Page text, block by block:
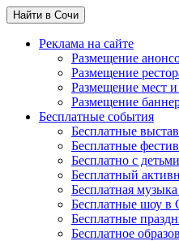
Найти в Сочи
Реклама на сайте
Размещение
Размещение
Размещение мест
Размещение
Бесплатные события
Бесплатные
Бесплатные
Бесплатно с
Бесплатный
Бесплатная
Бесплатные шоу в
Бесплатные
Бесплатное